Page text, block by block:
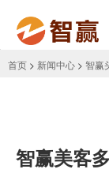
首页 > 新闻中心 > 智赢
智赢美客